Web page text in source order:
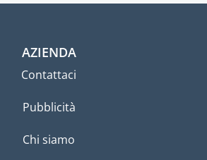
AZIENDA
Contattaci
Pubblicità
Chi siamo